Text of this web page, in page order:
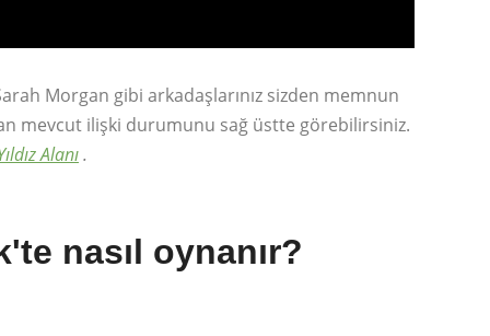
Morgan gibi arkadaşlarınız sizden memnun
mevcut ilişki durumunu sağ üstte görebilirsiniz.
Alanı.
nasıl oynanır?